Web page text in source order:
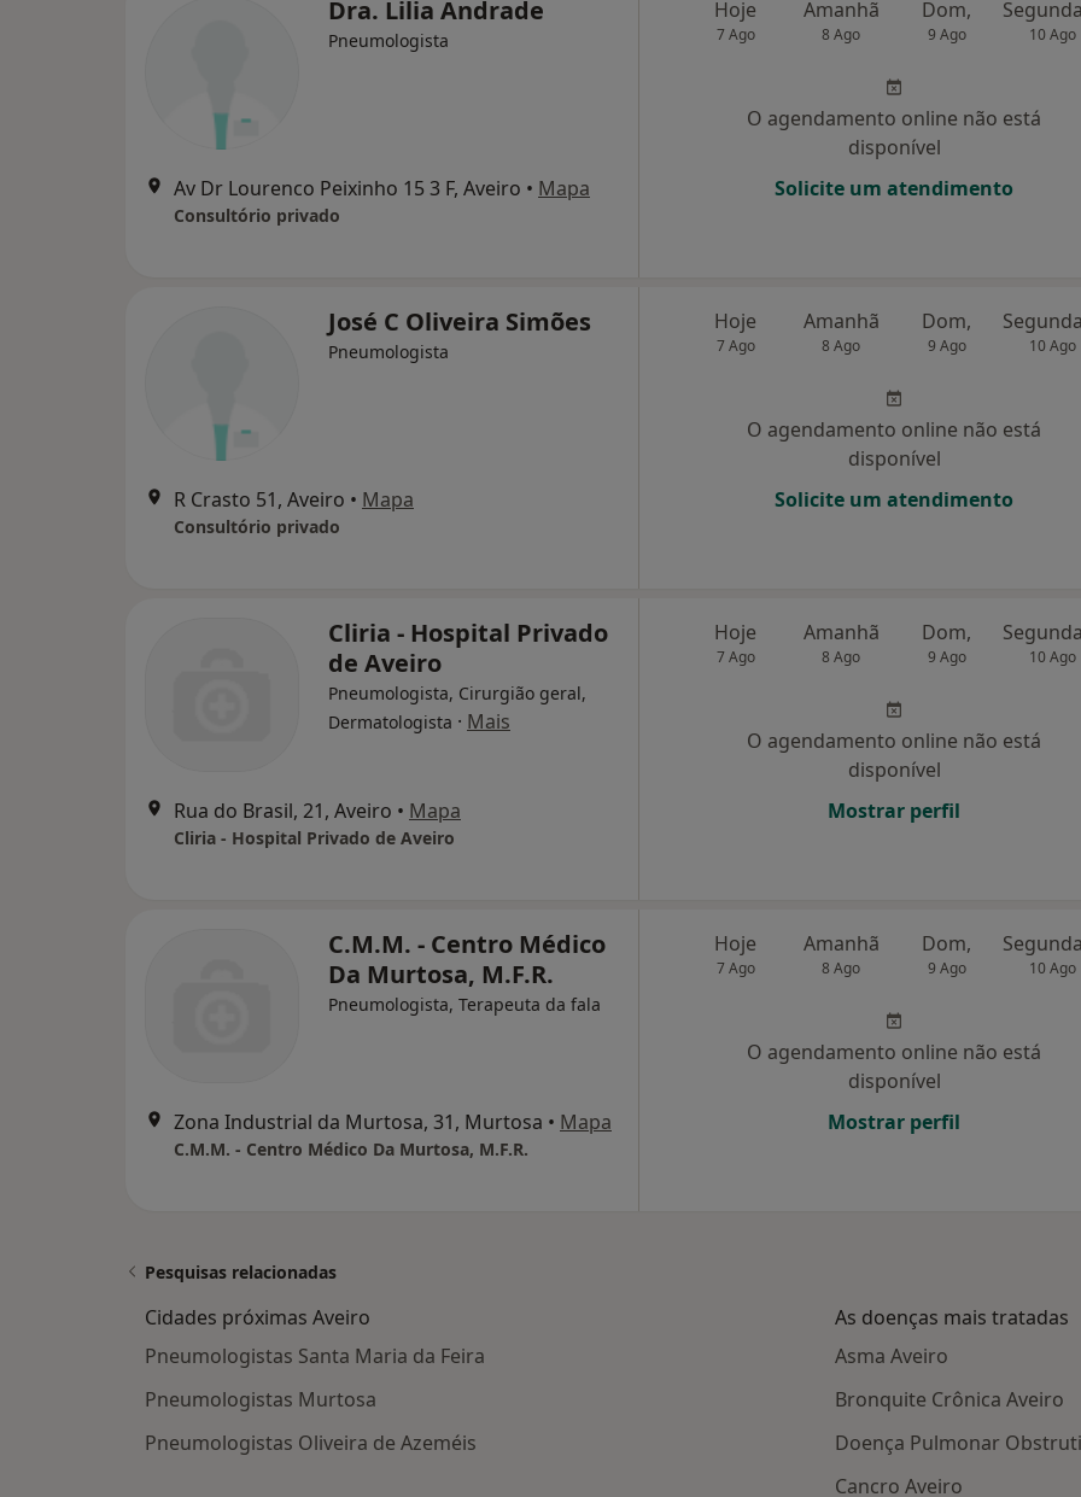
Dra. Lilia Andrade
Pneumologista
Av Dr Lourenco Peixinho 15 3 F, Aveiro • Mapa
Consultório privado
Hoje
7 Ago
Amanhã
8 Ago
Dom,
9 Ago 10 Ago
O agendamento online não está
disponível
Solicite um atendimento
José C Oliveira Simões
Pneumologista
R Crasto 51, Aveiro • Mapa
Consultório privado
Hoje
7 Ago
Amanhã
8 Ago
Dom,
9 Ago 10 Ago
O agendamento online não está
disponível
Solicite um atendimento
Cliria - Hospital Privado
de Aveiro
Pneumologista, Cirurgião geral,
Dermatologista · Mais
Rua do Brasil, 21, Aveiro • Mapa
Cliria - Hospital Privado de Aveiro
Hoje
7 Ago
Amanhã
8 Ago
Dom,
9 Ago 10 Ago
O agendamento online não está
disponível
Mostrar perfil
C.M.M. - Centro Médico
Da Murtosa, M.F.R.
Pneumologista, Terapeuta da fala
Zona Industrial da Murtosa, 31, Murtosa • Mapa
C.M.M. - Centro Médico Da Murtosa, M.F.R.
Hoje
7 Ago
Amanhã
8 Ago
Dom,
9 Ago 10 Ago
O agendamento online não está
disponível
Mostrar perfil
Pesquisas relacionadas
Cidades próximas Aveiro
Pneumologistas Santa Maria da Feira
Pneumologistas Murtosa
Pneumologistas Oliveira de Azeméis
As doenças mais tratadas
Asma Aveiro
Bronquite Crônica Aveiro
Doença Pulmonar
Cancro Aveiro